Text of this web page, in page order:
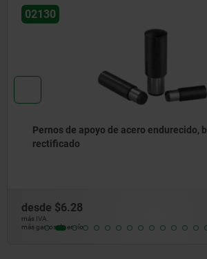
02160
Topes ajustables, acero inoxidable con
de estado
desde $242.25
más IVA.
más gastos de envío